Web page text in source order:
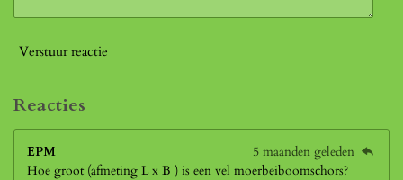
Verstuur reactie
Reacties
EPM
5 maanden geleden
Hoe groot (afmeting L x B ) is een vel moerbeiboomschors?